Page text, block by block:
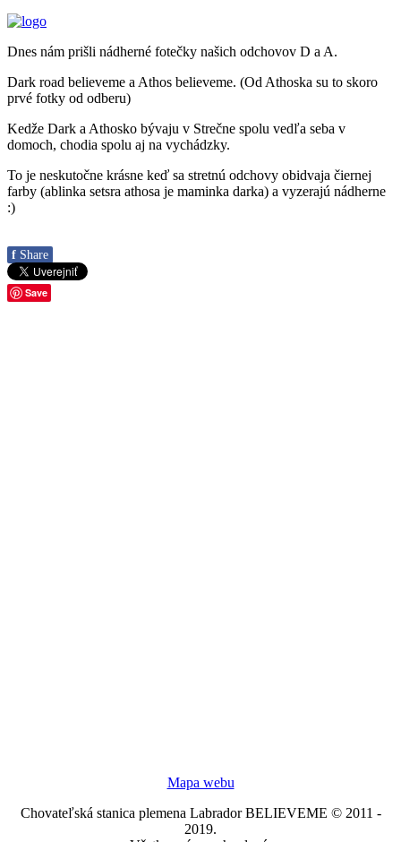
Dnes nám prišli nádherné fotečky našich odchovov D a A.
Dark road believeme a Athos believeme. (Od Athoska su to skoro
prvé fotky od odberu)
Kedže Dark a Athosko bývaju v Strečne spolu vedľa seba v
domoch, chodia spolu aj na vychádzky.
To je neskutočne krásne keď sa stretnú odchovy obidvaja čiernej
farby (ablinka setsra athosa je maminka darka) a vyzerajú nádherne
:)
f Share
Save
Mapa webu
Chovateľská stanica plemena Labrador BELIEVEME © 2011 -
2019.